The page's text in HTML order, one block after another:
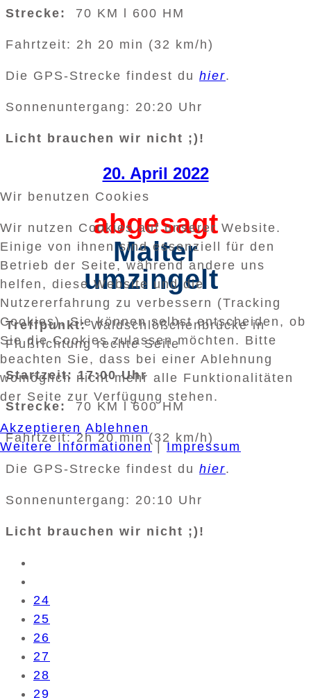
Strecke: 70 KM l 600 HM
Fahrtzeit: 2h 20 min (32 km/h)
Die GPS-Strecke findest du hier.
Sonnenuntergang: 20:20 Uhr
Licht brauchen wir nicht ;)!
20. April 2022
abgesagt
Malter
umzingelt
Treffpunkt:Waldschlößchenbrücke in
Flußrichtung rechte Seite
Startzeit: 17:00 Uhr
Strecke: 70 KM l 600 HM
Fahrtzeit: 2h 20 min (32 km/h)
Die GPS-Strecke findest du hier.
Sonnenuntergang: 20:10 Uhr
Licht brauchen wir nicht ;)!
24
25
26
27
28
29
Wir benutzen Cookies
Wir nutzen Cookies auf unserer Website.
Einige von ihnen sind essenziell für den
Betrieb der Seite, während andere uns
helfen, diese Website und die
Nutzererfahrung zu verbessern (Tracking
Cookies). Sie können selbst entscheiden, ob
Sie die Cookies zulassen möchten. Bitte
beachten Sie, dass bei einer Ablehnung
womöglich nicht mehr alle Funktionalitäten
der Seite zur Verfügung stehen.
Akzeptieren Ablehnen
Weitere Informationen|Impressum